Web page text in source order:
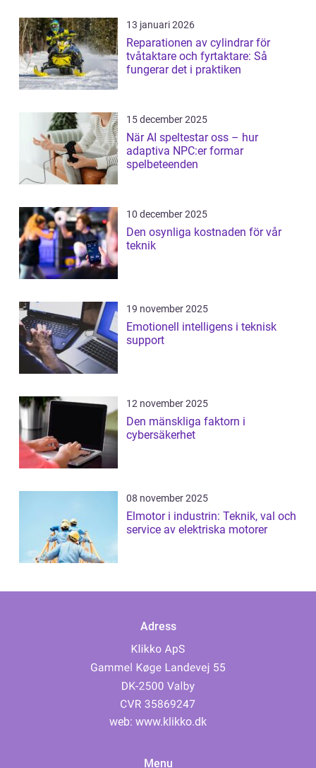
13 januari 2026
Reparationen av cylindrar för
tvåtaktare och fyrtaktare: Så
fungerar det i praktiken
15 december 2025
När AI speltestar oss – hur
adaptiva NPC:er formar
spelbeteenden
10 december 2025
Den osynliga kostnaden för vår
teknik
19 november 2025
Emotionell intelligens i teknisk
support
12 november 2025
Den mänskliga faktorn i
cybersäkerhet
08 november 2025
Elmotor i industrin: Teknik, val och
service av elektriska motorer
Adress
web: www.klikko.dk
Menu